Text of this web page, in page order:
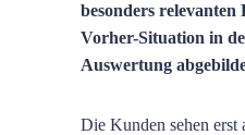
besonders relevanten
Vorher-Situation in
Auswertung
Die Kunden sehen erst